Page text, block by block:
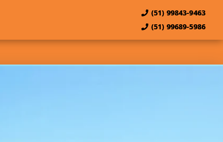
(51) 99843-9463
(51) 99689-5986